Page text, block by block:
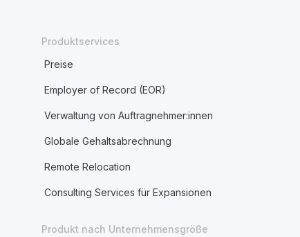
Produktservices
Preise
Employer of Record (EOR)
Verwaltung von Auftragnehmer:innen
Globale Gehaltsabrechnung
Remote Relocation
Consulting Services für Expansionen
Produkt nach Unternehmensgröße